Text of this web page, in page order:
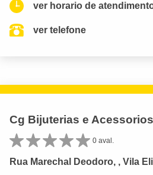
ver horario de
ver telefone
Cg Bijuterias e
0 aval.
Rua Marechal Deodoro, , Vila